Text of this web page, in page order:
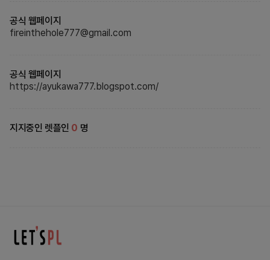
공식 웹페이지
fireinthehole777@gmail.com
공식 웹페이지
https://ayukawa777.blogspot.com/
지지중인 렛플인 0 명